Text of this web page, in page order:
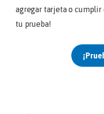
agregar tarjeta o cumplir
tu prueba!